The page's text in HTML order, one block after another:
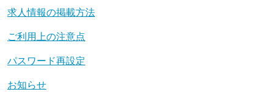
求人情報の掲載方法
ご利用上の注意点
パスワード再設定
お知らせ